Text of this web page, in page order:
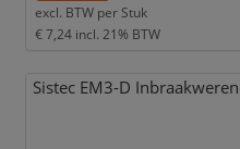
excl. BTW per Stuk
€ 7,24 incl. 21% BTW
Sistec EM3-D